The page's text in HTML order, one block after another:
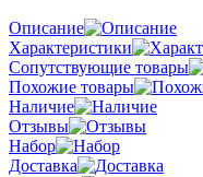
Описание
Характеристики
Сопутствующие товары
Похожие товары
Наличие
Отзывы
Набор
Доставка